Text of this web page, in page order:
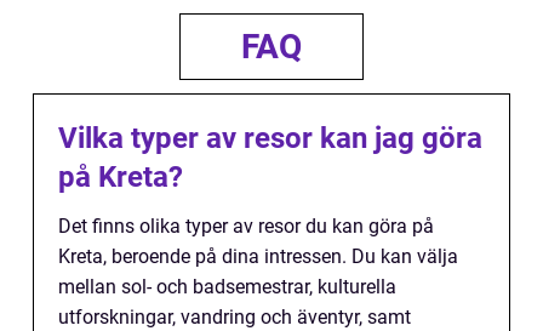
FAQ
Vilka typer av resor kan jag göra
på Kreta?
Det finns olika typer av resor du kan göra på
Kreta, beroende på dina intressen. Du kan välja
mellan sol- och badsemestrar, kulturella
utforskningar, vandring och äventyr, samt